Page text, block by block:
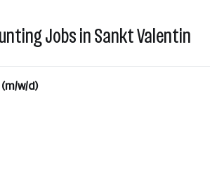
Jobs in Sankt Valentin
w/d)